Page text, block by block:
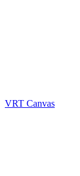
VRT Canvas